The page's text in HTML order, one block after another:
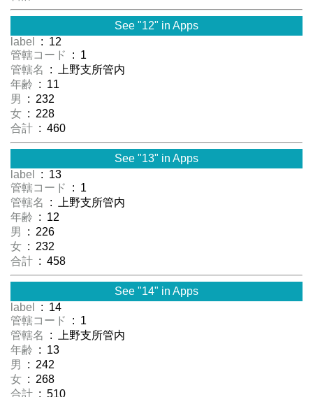
See "12" in Apps
label
: 12
管轄コード
: 1
管轄名
: 上野支所管内
年齢 : 11
男
: 232
女 : 228
合計 : 460
See "13" in Apps
label
: 13
管轄コード
: 1
管轄名
: 上野支所管内
年齢 : 12
男
: 226
女 : 232
合計 : 458
See "14" in Apps
label
: 14
管轄コード
: 1
管轄名
: 上野支所管内
年齢 : 13
男
: 242
女 : 268
合計 : 510